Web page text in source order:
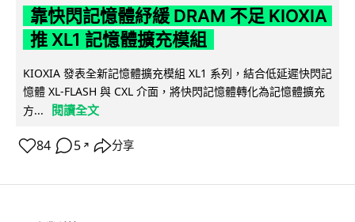
靠快閃記憶體紓緩 DRAM 不足 KIOXIA
推 XL1 記憶體擴充模組
KIOXIA 發表全新記憶體擴充模組 XL1 系列，結合低延遲快閃記
憶體 XL-FLASH 與 CXL 介面，將快閃記憶體轉化為記憶體擴充
方...
閱讀全文
84 5 ↗ 分享